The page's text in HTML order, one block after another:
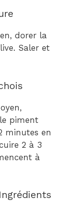
dorer la
Saler et
piment
minutes en
2 à 3
à